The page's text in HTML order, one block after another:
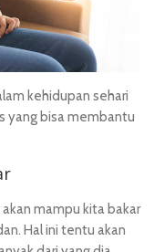
kehidupan sehari
yang bisa membantu
mampu kita bakar
Hal ini tentu akan